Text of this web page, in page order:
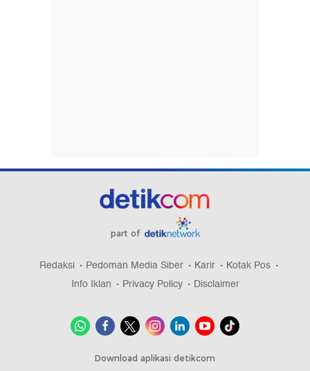
part of
Redaksi Pedoman Media Siber Karir
Kotak Pos
Info Iklan
Privacy Policy Disclaimer
Download aplikasi detikcom